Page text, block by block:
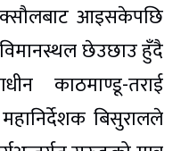
आइसकेपछि
विमानस्थल छेउछाउ हुँदै
काठमाण्डू-तराई
बिसुरालले